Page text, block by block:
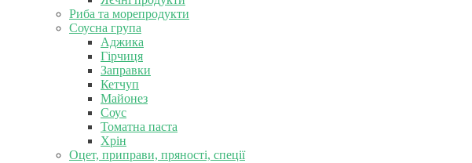
Риба та морепродукти
Соусна група
Аджика
Гірчиця
Заправки
Кетчуп
Майонез
Соус
Томатна паста
Хрін
Оцет, приправи, пряності, спеції